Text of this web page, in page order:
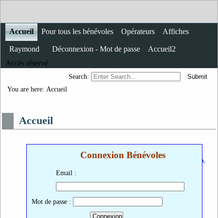
Accueil Pour tous les bénévoles Opérateurs Affiches
Raymond
Accès réservé
Déconnexion - Mot de passe Accueil2
Search:
You are here: Accueil
Accueil
Connexion Bénévoles
Email :
Mot de passe :
▲
◄Tableau des bénévoles